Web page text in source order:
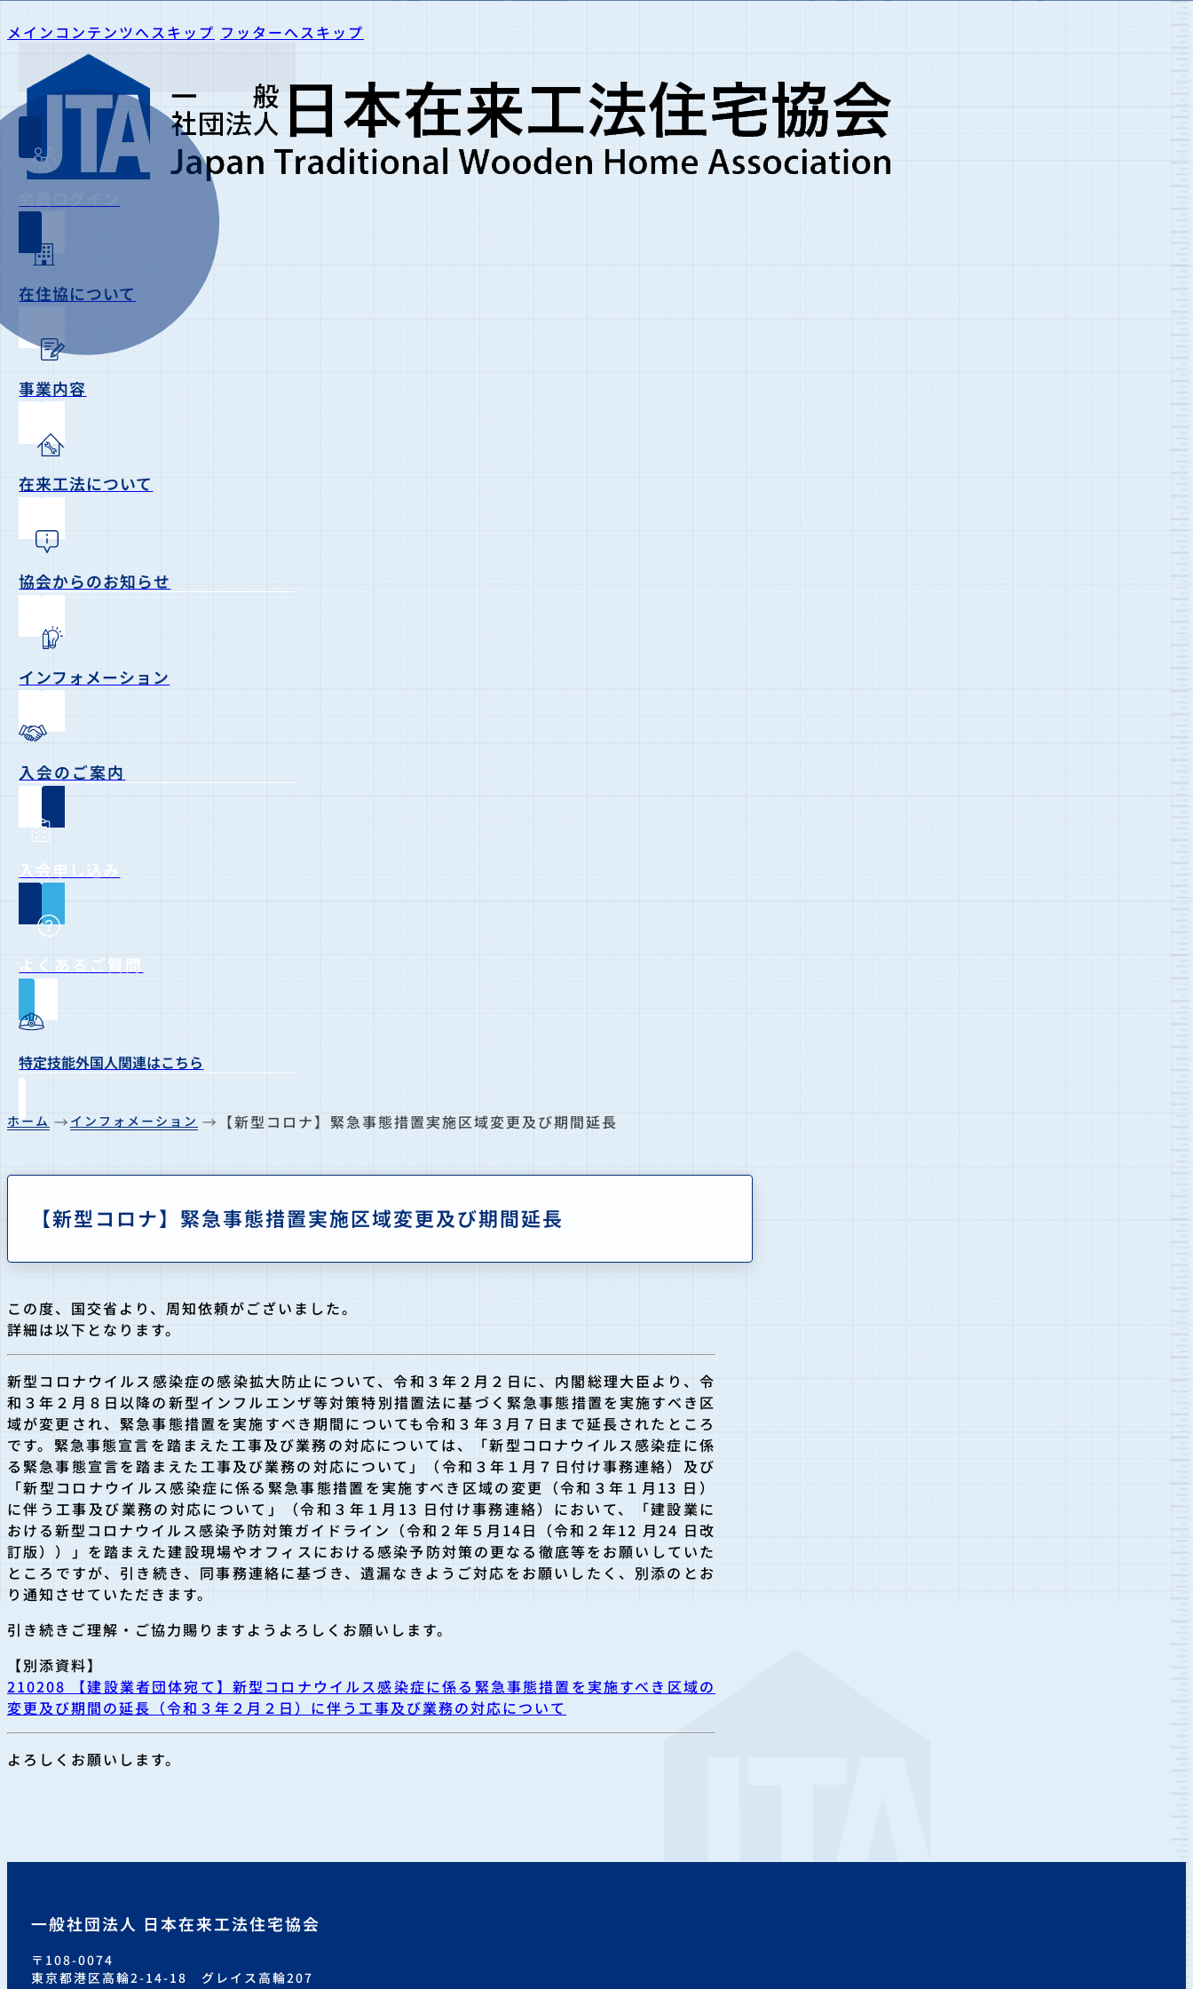
メインコンテンツへスキップ フッターへスキップ
在住協について
事業内容
在来工法について
協会からのお知らせ
インフォメーション
入会のご案内
入会申し込み
よくあるご質問
特定技能外国人関連はこちら
ホーム インフォメーション 【新型コロナ】緊急事態措置実施区域変更及び期間延長
【新型コロナ】緊急事態措置実施区域変更及び期間延長
この度、国交省より、周知依頼がございました。
詳細は以下となります。
新型コロナウイルス感染症の感染拡大防止について、令和３年２月 ２日に、内閣総理大臣より、令
和３年２月８日以降の新型インフルエンザ等対策特別措置法に基づく緊急事態措置を実施すべき区
域が変更され、緊急事態措置を実施すべき期間についても令和３年３月７日まで延長されたところ
です。緊急事態宣言を踏まえた工事及び業務の対応については、「新型コロナウイルス感染症に係
る緊急事態宣言を踏まえた工事及び業務の対応について」（令和３年１月７日付け事務連絡）及び
「新型コロナウイルス感染症に係る緊急事態措置を実施すべき区域の変更（令和３ 年１月13 日）
に伴う工事及び業務の対応について」（令和３年１月13 日付け事務連絡）において、「建設業に
おける新型コロナウイルス感染予防対策ガイドライン（令和２年５月14日（令和２年12 月24 日改
訂版））」を踏まえた建設現場やオフィスにおける感染予防対策の更なる徹底等をお願いしていた
ところですが、引き続き、 同事務連絡に基づき、遺漏なきようご対応をお願いしたく、別添のとお
り通知させて いただきます。
引き続きご理解・ご協力賜りますようよろしくお願いします。
【別添資料】
210208 【建設業者団体宛て】新型コロナウイルス感染症に係る緊急事態措置を実施すべき区域の
変更及び期間の延長（令和３年２月２日）に伴う工事及び業務の対応について
よろしくお願いします。
一般社団法人 日本在来工法住宅協会
〒108-0074
東京都港区高輪2-14-18 グレイス高輪207